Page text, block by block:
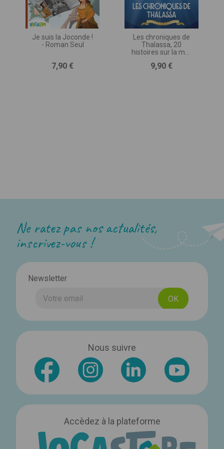
Un suivi du texte synchronisé à l’audio,
idéal pour améliorer la lecture fluide et la
compréhension.
Vocalire, la lecture devient vivante,
Je suis la Joconde !
- Roman Seul
Prix
7,90 €
Les chroniques de
Thalassa, 20
histoires sur la mer
Prix
9,90 €
Nous suivre
Accèdez à la plateforme
Ne ratez pas nos actualités,
inscrivez-vous !
Newsletter